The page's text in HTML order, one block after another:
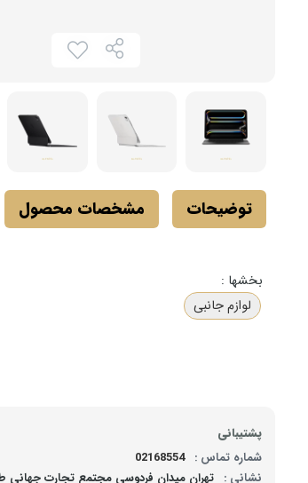
توضیحات مشخصات محصول
بخشها :
لوازم جانبی
پشتیبانی
شماره تماس : 02168554
نشانی : تهران میدان فردوسی مجتمع تجارت جهانی ط